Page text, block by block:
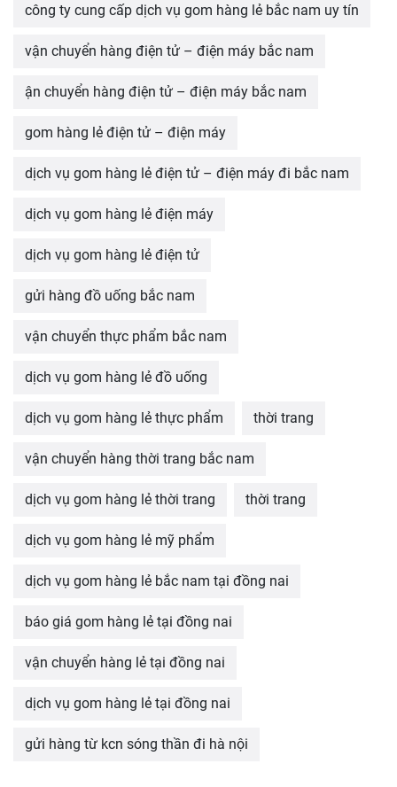
công ty cung cấp dịch vụ gom hàng lẻ bắc nam uy tín
vận chuyển hàng điện tử – điện máy bắc nam
ận chuyển hàng điện tử – điện máy bắc nam
gom hàng lẻ điện tử – điện máy
dịch vụ gom hàng lẻ điện tử – điện máy đi bắc nam
dịch vụ gom hàng lẻ điện máy
dịch vụ gom hàng lẻ điện tử
gửi hàng đồ uống bắc nam
vận chuyển thực phẩm bắc nam
dịch vụ gom hàng lẻ đồ uống
dịch vụ gom hàng lẻ thực phẩm thời trang
vận chuyển hàng thời trang bắc nam
dịch vụ gom hàng lẻ thời trang thời trang
dịch vụ gom hàng lẻ mỹ phẩm
dịch vụ gom hàng lẻ bắc nam tại đồng nai
báo giá gom hàng lẻ tại đồng nai
vận chuyển hàng lẻ tại đồng nai
dịch vụ gom hàng lẻ tại đồng nai
gửi hàng từ kcn sóng thần đi hà nội